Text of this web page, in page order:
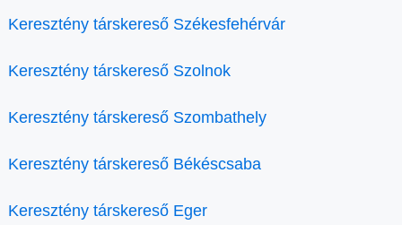
Keresztény társkereső Székesfehérvár
Keresztény társkereső Szolnok
Keresztény társkereső Szombathely
Keresztény társkereső Békéscsaba
Keresztény társkereső Eger